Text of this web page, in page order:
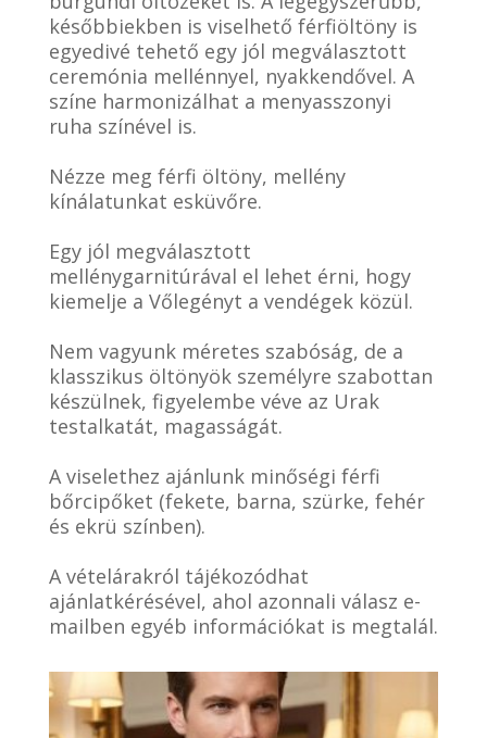
későbbiekben is viselhető férfiöltöny is
egyedivé tehető egy jól megválasztott
ceremónia mellénnyel, nyakkendővel. A
színe harmonizálhat a menyasszonyi
ruha színével is.
Nézze meg férfi öltöny, mellény
kínálatunkat esküvőre.
Egy jól megválasztott
mellénygarnitúrával el lehet érni, hogy
kiemelje a Vőlegényt a vendégek közül.
Nem vagyunk méretes szabóság, de a
klasszikus öltönyök személyre szabottan
készülnek, figyelembe véve az Urak
testalkatát, magasságát.
A viselethez ajánlunk minőségi férfi
bőrcipőket (fekete, barna, szürke, fehér
és ekrü színben).
A vételárakról tájékozódhat
ajánlatkérésével, ahol azonnali válasz e-
mailben egyéb információkat is megtalál.